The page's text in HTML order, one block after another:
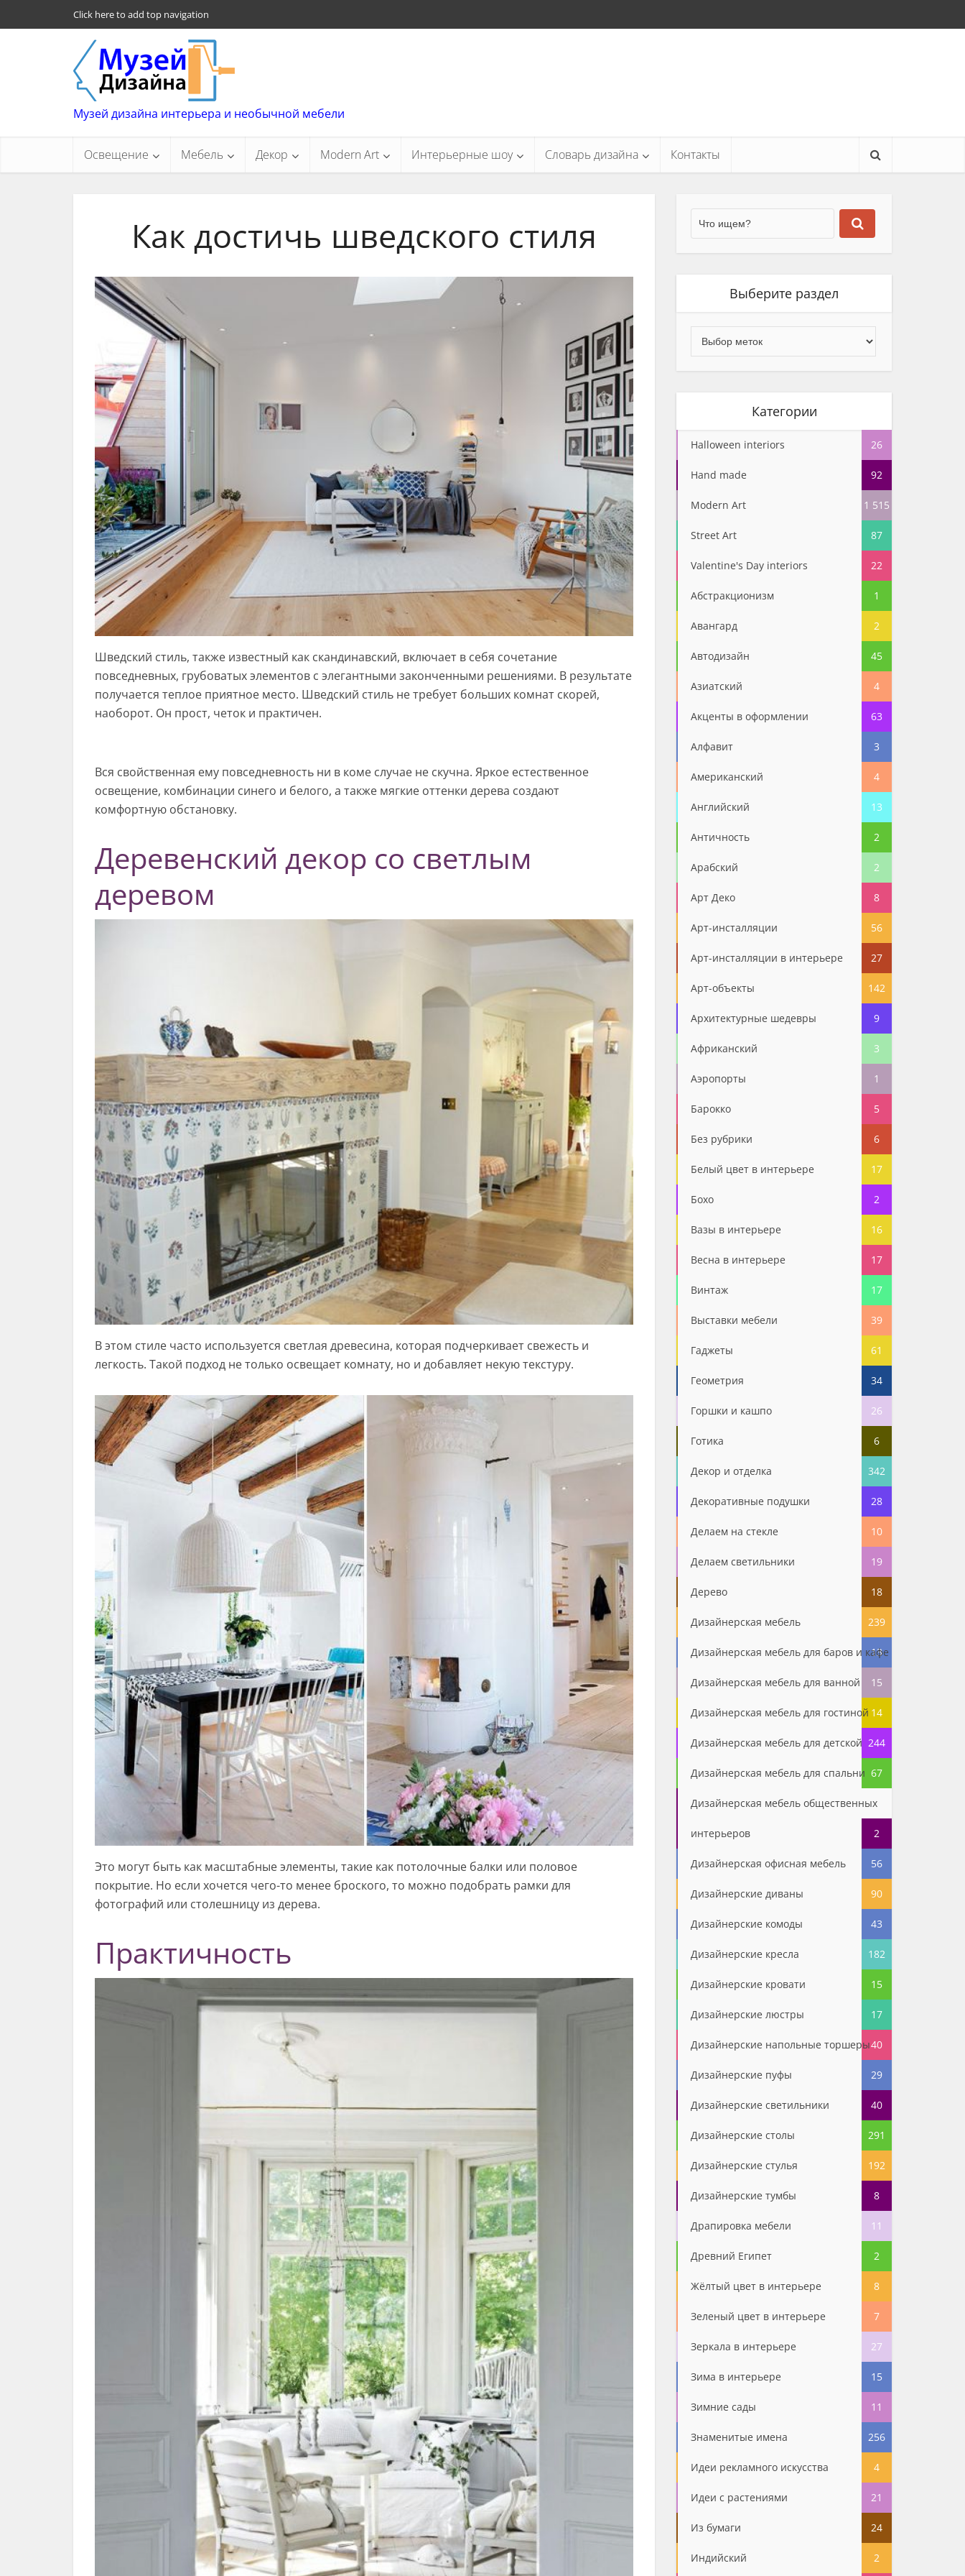
Click here to add top navigation
Музей дизайна интерьера и необычной мебели
Освещение Мебель Декор Modern Art Интерьерные шоу Словарь дизайна Контакты
Как достичь шведского стиля
Шведский стиль, также известный как скандинавский, включает в себя сочетание
повседневных, грубоватых элементов с элегантными законченными решениями. В результате
получается теплое приятное место. Шведский стиль не требует больших комнат скорей,
наоборот. Он прост, четок и практичен.
Вся свойственная ему повседневность ни в коме случае не скучна. Яркое естественное
освещение, комбинации синего и белого, а также мягкие оттенки дерева создают
комфортную обстановку.
Деревенский декор со светлым
деревом
В этом стиле часто используется светлая древесина, которая подчеркивает свежесть и
легкость. Такой подход не только освещает комнату, но и добавляет некую текстуру.
Это могут быть как масштабные элементы, такие как потолочные балки или половое
покрытие. Но если хочется чего-то менее броского, то можно подобрать рамки для
фотографий или столешницу из дерева.
Практичность
Выберите раздел
Категории
Halloween interiors 26
Hand made 92
Modern Art 1 515
Street Art 87
Valentine's Day interiors 22
Абстракционизм 1
Авангард 2
Автодизайн 45
Азиатский 4
Акценты в оформлении 63
Алфавит 3
Американский 4
Английский 13
Античность 2
Арабский 2
Арт Деко 8
Арт-инсталляции 56
Арт-инсталляции в интерьере 27
Арт-объекты 142
Архитектурные шедевры 9
Африканский 3
Аэропорты 1
Барокко 5
Без рубрики 6
Белый цвет в интерьере 17
Бохо 2
Вазы в интерьере 16
Весна в интерьере 17
Винтаж 17
Выставки мебели 39
Гаджеты 61
Геометрия 34
Горшки и кашпо 26
Готика 6
Декор и отделка 342
Декоративные подушки 28
Делаем на стекле 10
Делаем светильники 19
Дерево 18
Дизайнерская мебель 239
Дизайнерская мебель для баров и кафе
13
Дизайнерская мебель для ванной 15
Дизайнерская мебель для гостиной 14
Дизайнерская мебель для детской 244
Дизайнерская мебель для спальни 67
Дизайнерская мебель общественных
интерьеров 2
Дизайнерская офисная мебель 56
Дизайнерские диваны 90
Дизайнерские комоды 43
Дизайнерские кресла 182
Дизайнерские кровати 15
Дизайнерские люстры 17
Дизайнерские напольные торшеры40
Дизайнерские пуфы 29
Дизайнерские светильники 40
Дизайнерские столы 291
Дизайнерские стулья 192
Дизайнерские тумбы 8
Драпировка мебели 11
Древний Египет 2
Жёлтый цвет в интерьере 8
Зеленый цвет в интерьере 7
Зеркала в интерьере 27
Зима в интерьере 15
Зимние сады 11
Знаменитые имена 256
Идеи рекламного искусства 4
Идеи с растениями 21
Из бумаги 24
Индийский 2